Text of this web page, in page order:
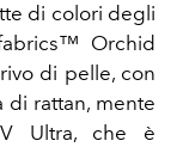
di colori degli
Orchid
di pelle, con
di rattan, mente
Ultra, che è